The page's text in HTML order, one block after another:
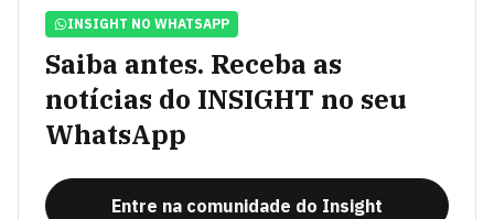
INSIGHT NO WHATSAPP
Saiba antes. Receba as
notícias do INSIGHT no seu
WhatsApp
Entre na comunidade do Insight